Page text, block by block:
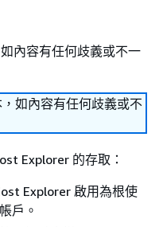
內容有任何歧義或不一
如內容有任何歧義或不
Explorer 的存取：
Explorer 啟用為根使
戶。